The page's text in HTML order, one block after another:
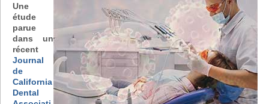
Une
étude
parue
dans un
récent
Journal
de
California
Dental